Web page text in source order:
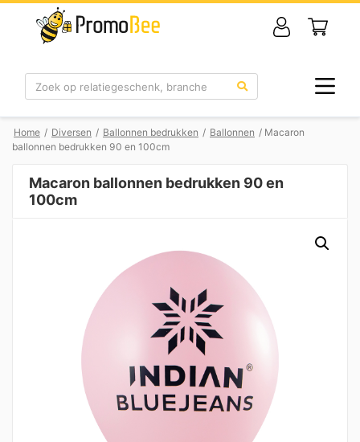
Zoek
Home / Diversen / Ballonnen bedrukken / Ballonnen / Macaron
ballonnen bedrukken 90 en 100cm
Macaron ballonnen bedrukken 90 en
100cm